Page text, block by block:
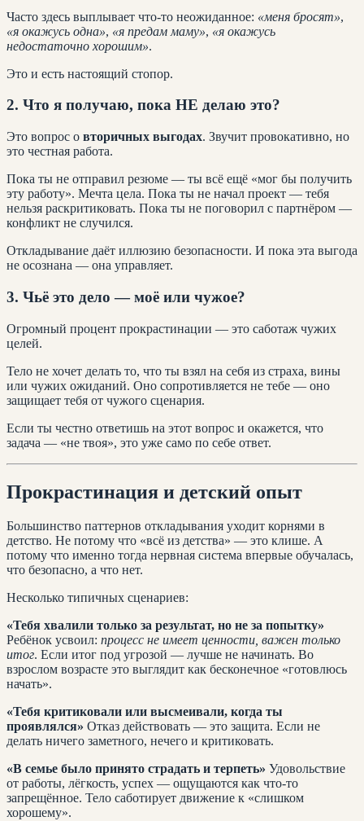
Часто здесь выплывает что-то неожиданное: «меня бросят»,
«я окажусь одна», «я предам маму», «я окажусь
недостаточно хорошим».
Это и есть настоящий стопор.
2. Что я получаю, пока НЕ делаю это?
Это вопрос о вторичных выгодах. Звучит провокативно, но
это честная работа.
Пока ты не отправил резюме — ты всё ещё «мог бы получить
эту работу». Мечта цела. Пока ты не начал проект — тебя
нельзя раскритиковать. Пока ты не поговорил с партнёром —
конфликт не случился.
Откладывание даёт иллюзию безопасности. И пока эта выгода
не осознана — она управляет.
3. Чьё это дело — моё или чужое?
Огромный процент прокрастинации — это саботаж чужих
целей.
Тело не хочет делать то, что ты взял на себя из страха, вины
или чужих ожиданий. Оно сопротивляется не тебе — оно
защищает тебя от чужого сценария.
Если ты честно ответишь на этот вопрос и окажется, что
задача — «не твоя», это уже само по себе ответ.
Прокрастинация и детский опыт
Большинство паттернов откладывания уходит корнями в
детство. Не потому что «всё из детства» — это клише. А
потому что именно тогда нервная система впервые обучалась,
что безопасно, а что нет.
Несколько типичных сценариев:
«Тебя хвалили только за результат, но не за попытку»
Ребёнок усвоил: процесс не имеет ценности, важен только
итог. Если итог под угрозой — лучше не начинать. Во
взрослом возрасте это выглядит как бесконечное «готовлюсь
начать».
«Тебя критиковали или высмеивали, когда ты
проявлялся» Отказ действовать — это защита. Если не
делать ничего заметного, нечего и критиковать.
«В семье было принято страдать и терпеть» Удовольствие
от работы, лёгкость, успех — ощущаются как что-то
запрещённое. Тело саботирует движение к «слишком
хорошему».